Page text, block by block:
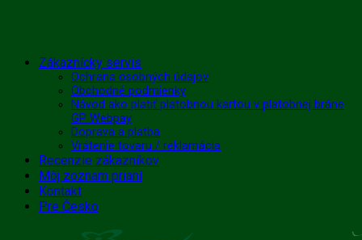
Skip
Zákaznícky servis
Ochrana osobných údajov
Obchodné podmienky
Návod ako platiť platobnou kartou v platobnej bráne
GP Webpay
Doprava a platba
Vrátenie tovaru / reklamácia
Recenzie zákazníkov
Môj zoznam prianí
Kontakt
Pre Česko